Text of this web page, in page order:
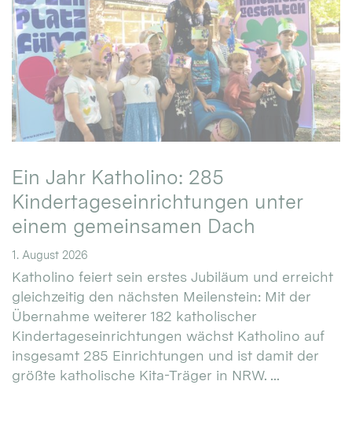
Ein Jahr Katholino: 285
Kindertageseinrichtungen unter
einem gemeinsamen Dach
1. August 2026
Katholino feiert sein erstes Jubiläum und erreicht
gleichzeitig den nächsten Meilenstein: Mit der
Übernahme weiterer 182 katholischer
Kindertageseinrichtungen wächst Katholino auf
insgesamt 285 Einrichtungen und ist damit der
größte katholische Kita-Träger in NRW. ...